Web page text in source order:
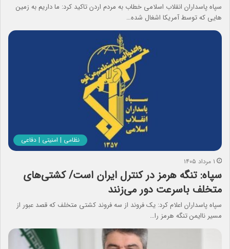
سپاه پاسداران انقلاب اسلامی خطاب به مردم اردن تاکید کرد: ما داریم به زمین
هایی که توسط آمریکا اشغال شده…
نظامی | امنیتی | دفاعی
۱ مرداد ۱۴۰۵
سپاه: تنگه هرمز در کنترل ایران است/ کشتی‌های
متخلف باسرعت دور می‌زنند
سپاه پاسداران اعلام کرد: یک فروند از سه فروند کشتی متخلف که قصد عبور از
مسیر ناایمن تنگه هرمز را…